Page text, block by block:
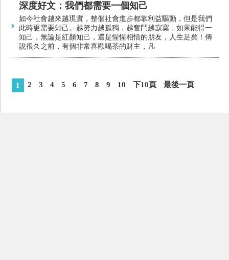
深度好文：我們都需要一個知己
如今社會越來越現實，整個社會進步都靠利益驅動，但是我們
此時更需要知己。越努力越孤獨，越奮鬥越寂寞，如果能得一
知己，無論是紅顏知己，還是惺惺相惜的朋友，人生足矣！傳
說很久之前，有個非常喜歡喝茶的財主，凡
1 2 3 4 5 6 7 8 9 10 下10頁 最後一頁